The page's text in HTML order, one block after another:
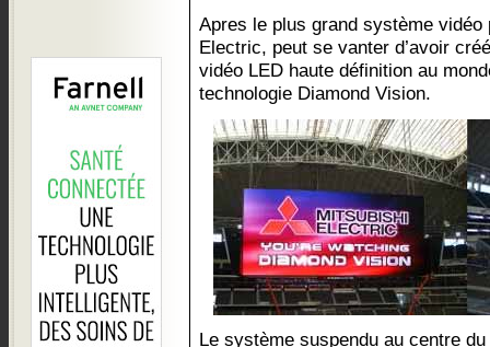
Apres le plus grand système
Electric, peut se vanter d’avoir
vidéo LED haute définition au
technologie Diamond Vision.
Le système suspendu au centre